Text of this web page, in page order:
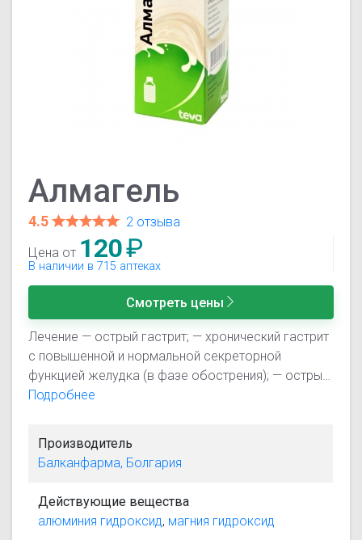
Алмагель
4.5
2 отзыва
Цена от 120₽
В наличии в 715 аптеках
Смотреть цены
Лечение — острый гастрит; — хронический гастрит
с повышенной и нормальной секреторной
функцией желудка (в фазе обострения); — острый
дуоденит, энтерит, колит; — язвенная болезнь
диафрагмы; — гастроэзофагеальный рефлюкс,
рефлюкс-эзофагит, дуоденогастральный
различного генеза; — эрозии слизистой оболочки
верхних отделов ЖКТ; — острый панкреатит,
Подробнее
Производитель
Балканфарма, Болгария
Действующие вещества
алюминия гидроксид, магния гидроксид